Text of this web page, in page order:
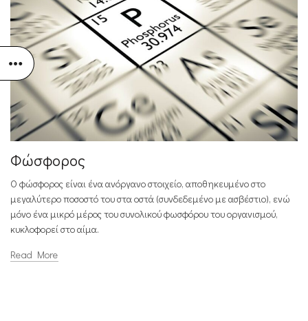
Φώσφορος
Ο φώσφορος είναι ένα ανόργανο στοιχείο, αποθηκευμένο στο
μεγαλύτερο ποσοστό του στα οστά (συνδεδεμένο με ασβέστιο), ενώ
μόνο ένα μικρό μέρος του συνολικού φωσφόρου του οργανισμού,
κυκλοφορεί στο αίμα.
Read More